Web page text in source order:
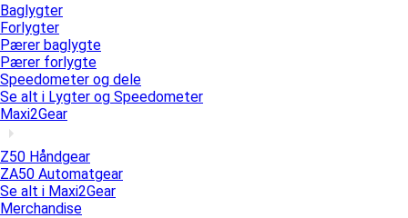
Baglygter
Forlygter
Pærer baglygte
Pærer forlygte
Speedometer og dele
Se alt i Lygter og Speedometer
Maxi2Gear
Z50 Håndgear
ZA50 Automatgear
Se alt i Maxi2Gear
Merchandise